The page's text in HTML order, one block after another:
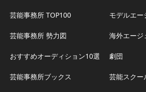
芸能事務所 TOP100
芸能事務所 勢力図
おすすめオーディション10選
芸能事務所ブックス
モデルエー
海外エージ
劇団
芸能スクー